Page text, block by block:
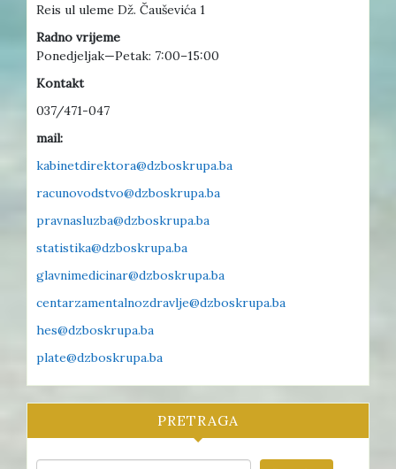
Reis ul uleme Dž. Čauševića 1
Radno vrijeme
Ponedjeljak—Petak: 7:00–15:00
Kontakt
037/471-047
mail:
kabinetdirektora@dzboskrupa.ba
racunovodstvo@dzboskrupa.ba
pravnasluzba@dzboskrupa.ba
statistika@dzboskrupa.ba
glavnimedicinar@dzboskrupa.ba
centarzamentalnozdravlje@dzboskrupa.ba
hes@dzboskrupa.ba
plate@dzboskrupa.ba
PRETRAGA